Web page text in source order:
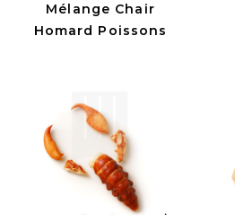
Mélange Chair
Homard Poissons